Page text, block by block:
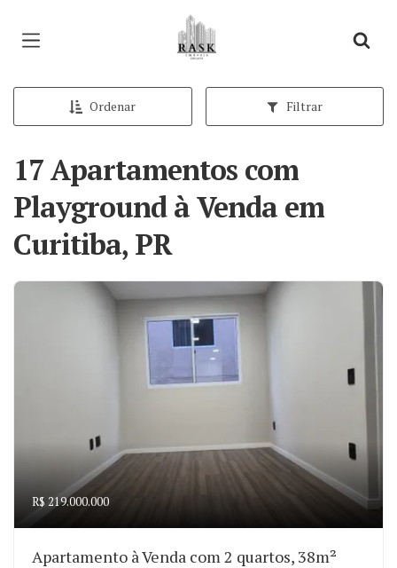
Página inicial
Ordenar Filtrar
17 Apartamentos com
Playground à Venda em
Curitiba, PR
R$ 219.000.000
Apartamento à Venda com 2 quartos, 38m²